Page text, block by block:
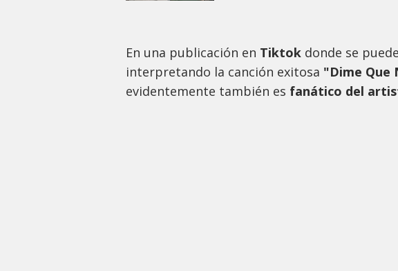
En una publicación en Tiktok donde se
interpretando la canción exitosa "Dime Que
evidentemente también es fanático del